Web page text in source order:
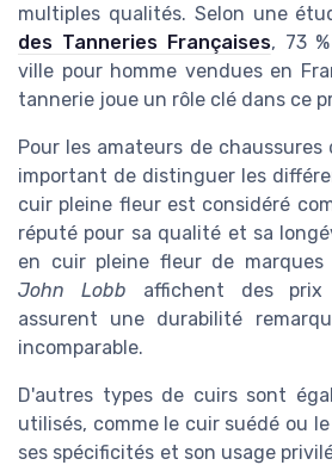
multiples qualités. Selon une
des Tanneries Françaises, 73
ville pour homme vendues en
tannerie joue un rôle clé dans ce
Pour les amateurs de
important de distinguer les
cuir pleine fleur est considéré
réputé pour sa qualité et sa
en cuir pleine fleur de marques
John Lobb affichent des prix
assurent une durabilité
incomparable.
D'autres types de cuirs sont
utilisés, comme le cuir suédé ou
ses spécificités et son usage